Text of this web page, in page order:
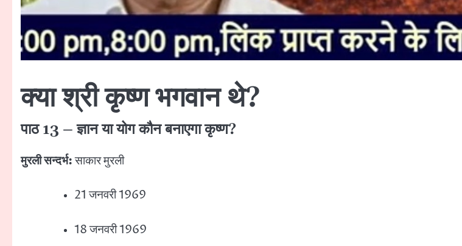
क्या श्री कृष्ण भगवान थे?
पाठ 13 – ज्ञान या योग कौन बनाएगा कृष्ण?
मुरली सन्दर्भ:साकार मुरली
21 जनवरी 1969
18 जनवरी 1969